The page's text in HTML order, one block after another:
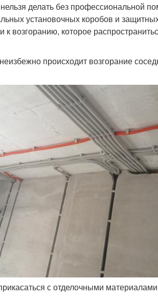
делать без профессиональной
установочных коробов и
к возгоранию, которое
происходит возгорание
с отделочными материалами